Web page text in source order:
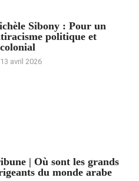
Sibony : Pour un
politique et
13 avril 2026
| Où sont les grands
du monde arabe